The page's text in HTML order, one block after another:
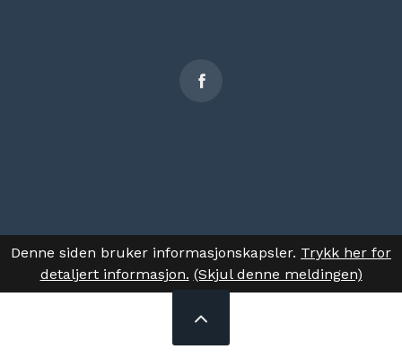
TIL
Denne siden bruker informasjonskapsler. Trykk her for
detaljert informasjon. (Skjul denne meldingen)